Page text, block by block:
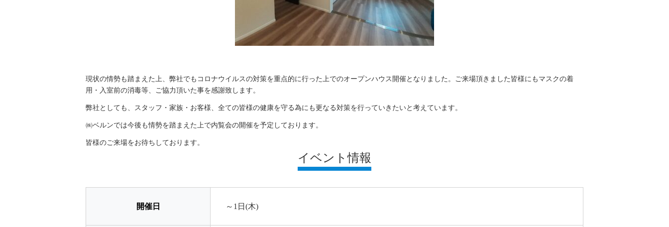
現状の情勢も踏まえた上、弊社でもコロナウイルスの対策を重点的に行った上でのオープンハウス開催となりました。ご来場頂きました皆様にもマスクの着
用・入室前の消毒等、ご協力頂いた事を感謝致します。
弊社としても、スタッフ・家族・お客様、全ての皆様の健康を守る為にも更なる対策を行っていきたいと考えています。
㈱ベルンでは今後も情勢を踏まえた上で内覧会の開催を予定しております。
皆様のご来場をお待ちしております。
イベント情報
開催日 ～1日(木)